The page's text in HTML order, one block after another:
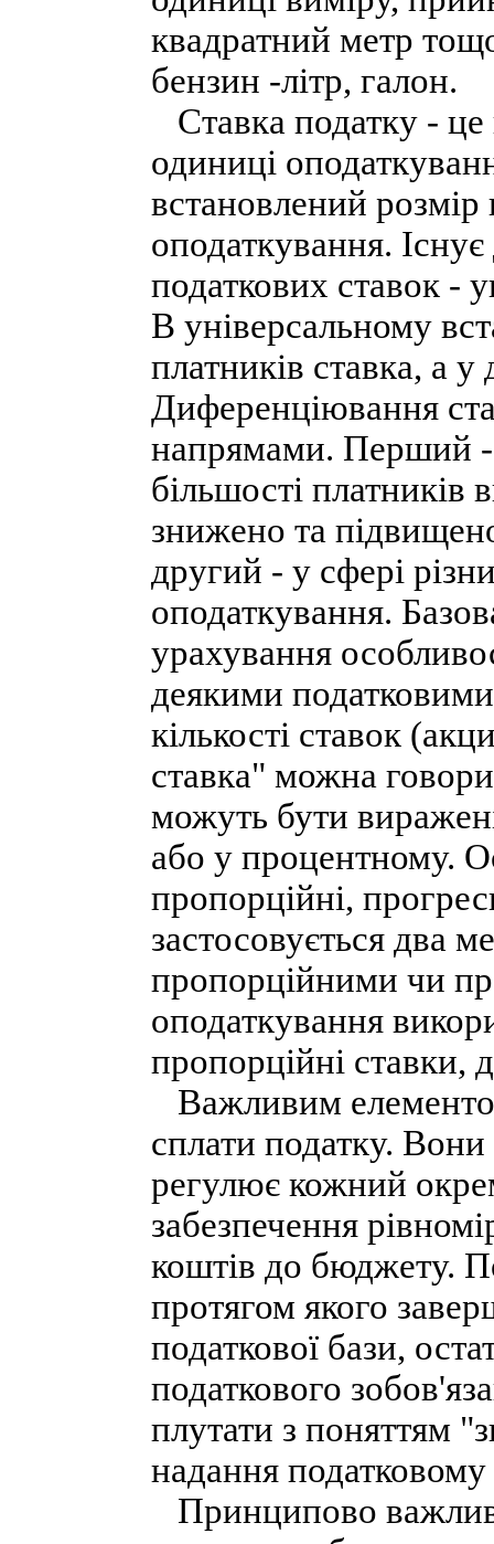
квадратний метр
бензин -літр, галон.
Ставка податку - це
одиниці
встановлений
оподаткування.
податкових ставок -
В універсальному
платників ставка, а
Диференціювання
напрямами. Перший -
більшості платників
знижено та
другий - у сфері
оподаткування.
урахування
деякими
кількості ставок
ставка" можна
можуть бути
або у процентному.
пропорційні,
застосовується два
пропорційними чи
оподаткування
пропорційні ставки,
Важливим
сплати податку.
регулює кожний
забезпечення
коштів до бюджету.
протягом якого
податкової бази,
податкового
плутати з поняттям
надання податковому
Принципово